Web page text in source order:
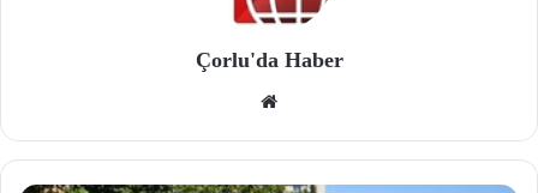
Çorlu'da Haber
site
si